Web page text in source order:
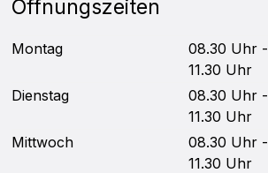
Öffnungszeiten
Montag
08.30 Uhr -
11.30 Uhr
Dienstag
08.30 Uhr -
11.30 Uhr
Mittwoch
08.30 Uhr -
11.30 Uhr